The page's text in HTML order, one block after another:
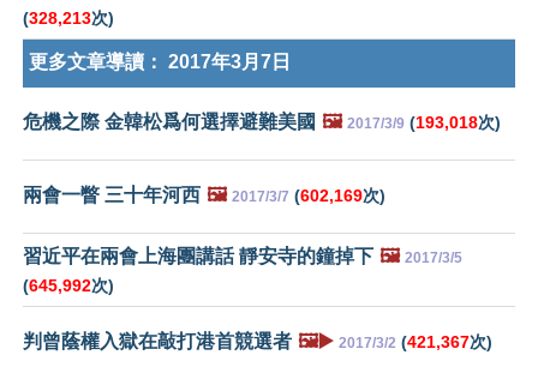
(328,213次)
更多文章導讀： 2017年3月7日
危機之際 金韓松爲何選擇避難美國 🖼️ 2017/3/9 (193,018次)
兩會一瞥 三十年河西 🖼️ 2017/3/7 (602,169次)
習近平在兩會上海團講話 靜安寺的鐘掉下 🖼️ 2017/3/5
(645,992次)
判曾蔭權入獄在敲打港首競選者 🖼️▶️ 2017/3/2 (421,367次)